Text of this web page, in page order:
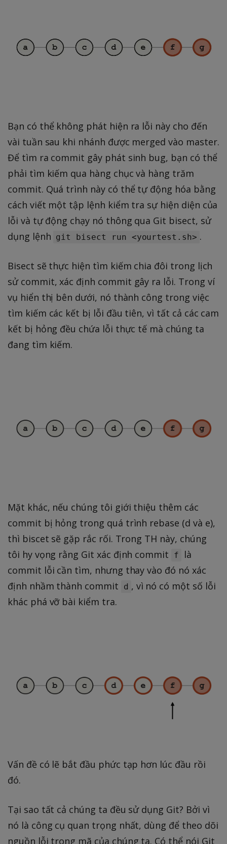
Bạn có thể không phát hiện ra lỗi này cho đến
vài tuần sau khi nhánh được merged vào master.
Để tìm ra commit gây phát sinh bug, bạn có thể
phải tìm kiếm qua hàng chục và hàng trăm
commit. Quá trình này có thể tự động hóa bằng
cách viết một tập lệnh kiểm tra sự hiện diện của
lỗi và tự động chạy nó thông qua Git bisect, sử
dụng lệnh git bisect run <yourtest.sh> .
Bisect sẽ thực hiện tìm kiếm chia đôi trong lịch
sử commit, xác định commit gây ra lỗi. Trong ví
vụ hiển thị bên dưới, nó thành công trong việc
tìm kiếm các kết bị lỗi đầu tiên, vì tất cả các cam
kết bị hỏng đều chứa lỗi thực tế mà chúng ta
đang tìm kiếm.
Mặt khác, nếu chúng tôi giới thiệu thêm các
commit bị hỏng trong quá trình rebase (d và e),
thì biscet sẽ gặp rắc rối. Trong TH này, chúng
tôi hy vọng rằng Git xác định commit
f
là
commit lỗi cần tìm, nhưng thay vào đó nó xác
định nhầm thành commit
d , vì nó có một số lỗi
khác phá vỡ bài kiểm tra.
Vấn đề có lẽ bắt đầu phức tạp hơn lúc đầu rồi
đó.
Tại sao tất cả chúng ta đều sử dụng Git? Bởi vì
nó là công cụ quan trọng nhất, dùng để theo dõi
nguồn lỗi trong mã của chúng ta. Có thể nói Git